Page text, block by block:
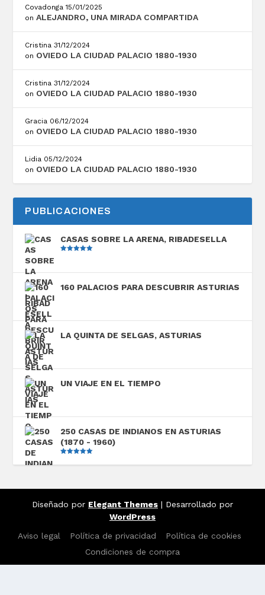
Covadonga 15/01/2025
onALEJANDRO, UNA MIRADA COMPARTIDA
Cristina 31/12/2024
on OVIEDO LA CIUDAD PALACIO 1880-1930
Cristina 31/12/2024
on OVIEDO LA CIUDAD PALACIO 1880-1930
Gracia 06/12/2024
on OVIEDO LA CIUDAD PALACIO 1880-1930
Lidia 05/12/2024
on OVIEDO LA CIUDAD PALACIO 1880-1930
PUBLICACIONES
CASAS SOBRE LA ARENA, RIBADESELLA
5
160 PALACIOS PARA DESCUBRIR ASTURIAS
LA QUINTA DE SELGAS, ASTURIAS
UN VIAJE EN EL TIEMPO
250 CASAS DE INDIANOS EN ASTURIAS
(1870 - 1960)
Diseñado por Elegant Themes | Desarrollado por
WordPress
Aviso legal
Política de privacidad
Política de cookies
Condiciones de compra